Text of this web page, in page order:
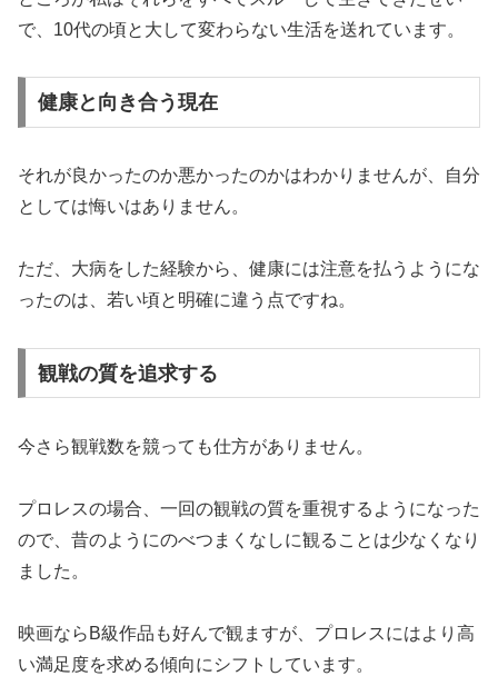
で、10代の頃と大して変わらない生活を送れています。
健康と向き合う現在
それが良かったのか悪かったのかはわかりませんが、自分
としては悔いはありません。
ただ、大病をした経験から、健康には注意を払うようにな
ったのは、若い頃と明確に違う点ですね。
観戦の質を追求する
今さら観戦数を競っても仕方がありません。
プロレスの場合、一回の観戦の質を重視するようになった
ので、昔のようにのべつまくなしに観ることは少なくなり
ました。
映画ならB級作品も好んで観ますが、プロレスにはより高
い満足度を求める傾向にシフトしています。